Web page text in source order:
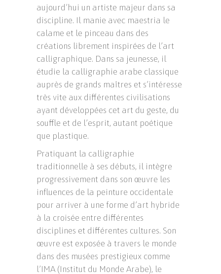
aujourd’hui un artiste majeur dans sa
discipline. Il manie avec maestria le
calame et le pinceau dans des
créations librement inspirées de l’art
calligraphique. Dans sa jeunesse, il
étudie la calligraphie arabe classique
auprès de grands maîtres et s’intéresse
très vite aux différentes civilisations
ayant développées cet art du geste, du
souffle et de l’esprit, autant poétique
que plastique.
Pratiquant la calligraphie
traditionnelle à ses débuts, il intègre
progressivement dans son œuvre les
influences de la peinture occidentale
pour arriver à une forme d’art hybride
à la croisée entre différentes
disciplines et différentes cultures. Son
œuvre est exposée à travers le monde
dans des musées prestigieux comme
l’IMA (Institut du Monde Arabe), le